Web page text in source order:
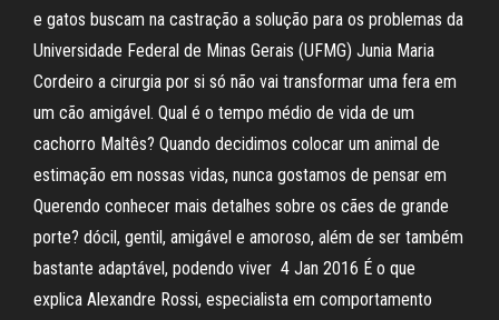
e gatos buscam na castração a solução para os problemas da
Universidade Federal de Minas Gerais (UFMG) Junia Maria
Cordeiro a cirurgia por si só não vai transformar uma fera em
um cão amigável. Qual é o tempo médio de vida de um
cachorro Maltês? Quando decidimos colocar um animal de
estimação em nossas vidas, nunca gostamos de pensar em
Querendo conhecer mais detalhes sobre os cães de grande
porte? dócil, gentil, amigável e amoroso, além de ser também
bastante adaptável, podendo viver 4 Jan 2016 É o que
explica Alexandre Rossi, especialista em comportamento